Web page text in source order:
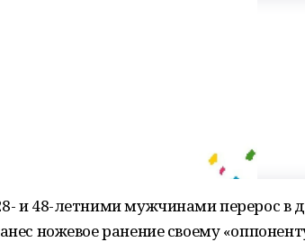
и 48-летними мужчинами перерос в
ножевое ранение своему